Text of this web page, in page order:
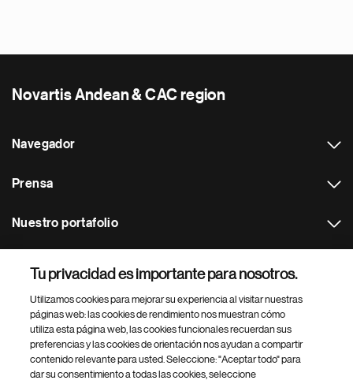
Novartis Andean & CAC region
Navegador
Prensa
Nuestro portafolio
Footer Site Search
Tu privacidad es importante para nosotros.
Utilizamos cookies para mejorar su experiencia al visitar nuestras
páginas web: las cookies de rendimiento nos muestran cómo
utiliza esta página web, las cookies funcionales recuerdan sus
preferencias y las cookies de orientación nos ayudan a compartir
contenido relevante para usted. Seleccione: "Aceptar todo" para
dar su consentimiento a todas las cookies, seleccione